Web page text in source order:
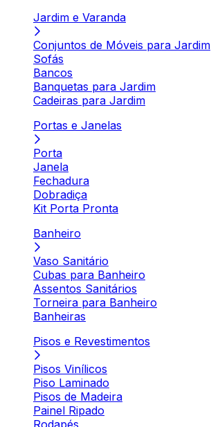
Jardim e Varanda
Conjuntos de Móveis para Jardim
Sofás
Bancos
Banquetas para Jardim
Cadeiras para Jardim
Portas e Janelas
Porta
Janela
Fechadura
Dobradiça
Kit Porta Pronta
Banheiro
Vaso Sanitário
Cubas para Banheiro
Assentos Sanitários
Torneira para Banheiro
Banheiras
Pisos e Revestimentos
Pisos Vinílicos
Piso Laminado
Pisos de Madeira
Painel Ripado
Rodapés